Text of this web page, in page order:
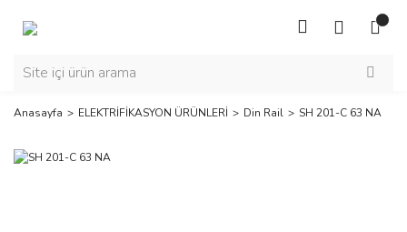
Anasayfa ELEKTRİFİKASYON ÜRÜNLERİ Din Rail SH 201-C 63 NA